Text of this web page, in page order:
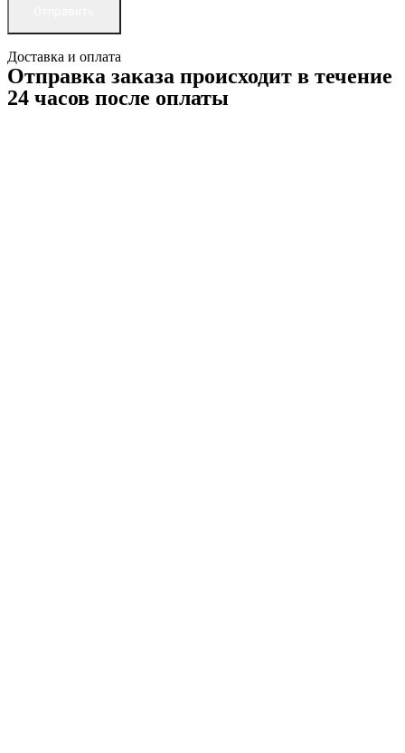
Доставка и оплата
Отправка заказа происходит в течение
24 часов после оплаты